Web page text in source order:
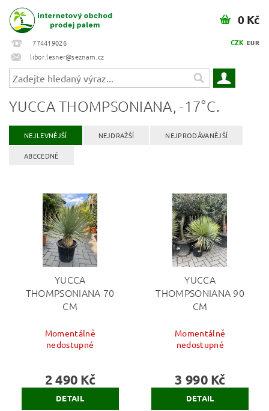
774419026
libor.lesner@seznam.cz
CZK EUR
0 Kč
YUCCA THOMPSONIANA, -17°C.
NEJLEVNĚJŠÍ NEJDRAŽŠÍ NEJPRODÁVANĚJŠÍ
ABECEDNĚ
YUCCA
THOMPSONIANA 70
CM
Momentálně
nedostupné
2 490 Kč
DETAIL
YUCCA
THOMPSONIANA 90
CM
Momentálně
nedostupné
3 990 Kč
DETAIL